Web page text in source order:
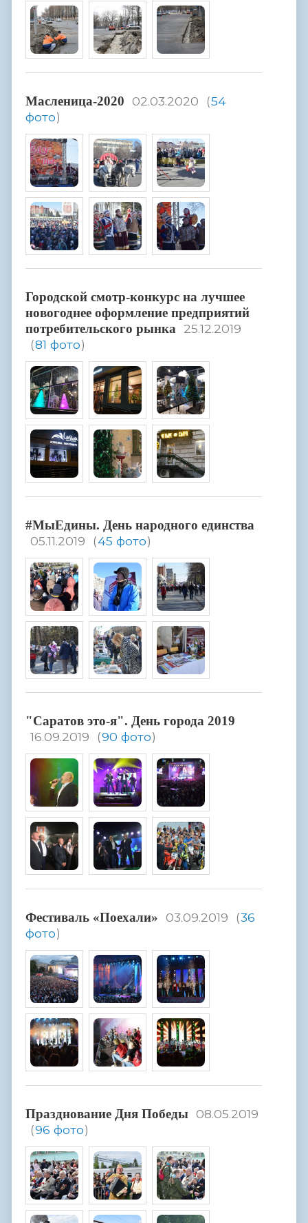
Масленица-2020 02.03.2020 (54
фото)
Городской смотр-конкурс на лучшее
новогоднее оформление предприятий
потребительского рынка
25.12.2019
(81 фото)
#МыЕдины. День народного единства
05.11.2019
(45 фото)
"Саратов это-я". День города 2019
16.09.2019
(90 фото)
Фестиваль «Поехали» 03.09.2019 (36
фото)
Празднование Дня Победы 08.05.2019
(96 фото)